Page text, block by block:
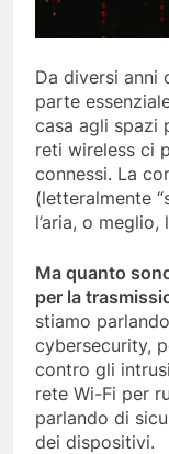
Da diversi anni
parte
casa agli spazi
reti wireless ci
connessi. La
(letteralmente
l’aria, o
Ma quanto
per la
stiamo
cybersecurity,
contro gli
rete Wi-Fi per
parlando di
dei dispositivi.